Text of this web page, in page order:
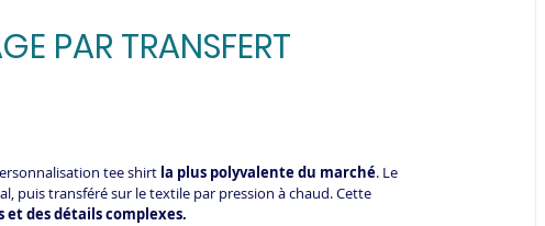
PAR TRANSFERT
tee shirt la plus polyvalente du marché. Le
puis transféré sur le textile par pression à chaud. Cette
des détails complexes.